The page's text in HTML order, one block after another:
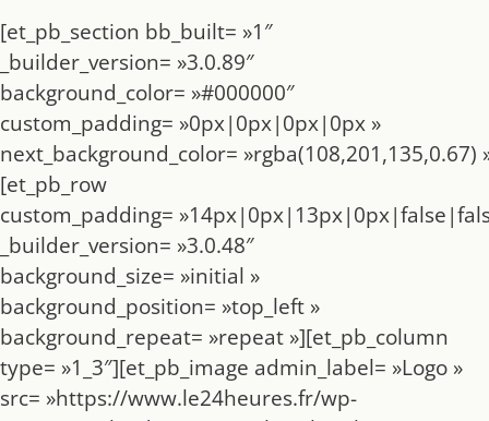
[et_pb_section bb_built= »1″
_builder_version= »3.0.89″
background_color= »#000000″
custom_padding= »0px|0px|0px|0px »
next_background_color= »rgba(108,201,135,0.67)
[et_pb_row
custom_padding=
_builder_version= »3.0.48″
background_size= »initial »
background_position= »top_left »
background_repeat= »repeat »][et_pb_column
type= »1_3″][et_pb_image admin_label= »Logo »
src= »https://www.le24heures.fr/wp-